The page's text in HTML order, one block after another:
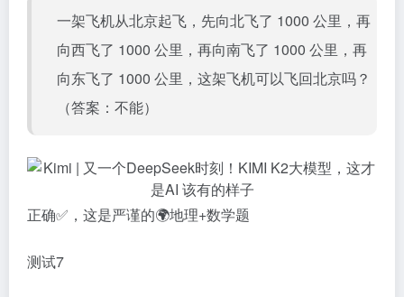
一架飞机从北京起飞，先向北飞了 1000 公里，再
向西飞了 1000 公里，再向南飞了 1000 公里，再
向东飞了 1000 公里，这架飞机可以飞回北京吗？
（答案：不能）
正确✅，这是严谨的🌍地理+数学题
测试7